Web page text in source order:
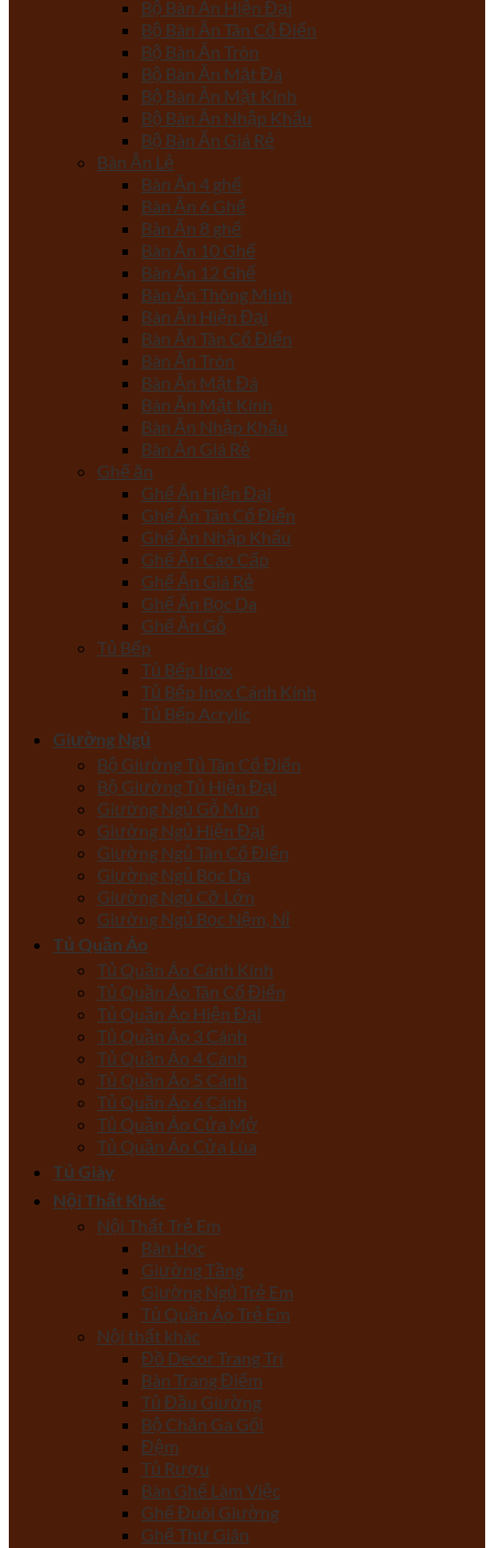
Bộ Bàn Ăn Hiện Đại
Bộ Bàn Ăn Tân Cổ Điển
Bộ Bàn Ăn Tròn
Bộ Bàn Ăn Mặt Đá
Bộ Bàn Ăn Mặt Kính
Bộ Bàn Ăn Nhập Khẩu
Bộ Bàn Ăn Giá Rẻ
Bàn Ăn Lẻ
Bàn Ăn 4 ghế
Bàn Ăn 6 Ghế
Bàn Ăn 8 ghế
Bàn Ăn 10 Ghế
Bàn Ăn 12 Ghế
Bàn Ăn Thông Minh
Bàn Ăn Hiện Đại
Bàn Ăn Tân Cổ Điển
Bàn Ăn Tròn
Bàn Ăn Mặt Đá
Bàn Ăn Mặt Kính
Bàn Ăn Nhập Khẩu
Bàn Ăn Giá Rẻ
Ghế ăn
Ghế Ăn Hiện Đại
Ghế Ăn Tân Cổ Điển
Ghế Ăn Nhập Khẩu
Ghế Ăn Cao Cấp
Ghế Ăn Giá Rẻ
Ghế Ăn Bọc Da
Ghế Ăn Gỗ
Tủ Bếp
Tủ Bếp Inox
Tủ Bếp Inox Cánh Kính
Tủ Bếp Acrylic
Giường Ngủ
Bộ Giường Tủ Tân Cổ Điển
Bộ Giường Tủ Hiện Đại
Giường Ngủ Gỗ Mun
Giường Ngủ Hiện Đại
Giường Ngủ Tân Cổ Điển
Giường Ngủ Bọc Da
Giường Ngủ Cỡ Lớn
Giường Ngủ Bọc Nệm, Nỉ
Tủ Quần Áo
Tủ Quần Áo Cánh Kính
Tủ Quần Áo Tân Cổ Điển
Tủ Quần Áo Hiện Đại
Tủ Quần Áo 3 Cánh
Tủ Quần Áo 4 Cánh
Tủ Quần Áo 5 Cánh
Tủ Quần Áo 6 Cánh
Tủ Quần Áo Cửa Mở
Tủ Quần Áo Cửa Lùa
Tủ Giày
Nội Thất Khác
Nội Thất Trẻ Em
Bàn Học
Giường Tầng
Giường Ngủ Trẻ Em
Tủ Quần Áo Trẻ Em
Nội thất khác
Đồ Decor Trang Trí
Bàn Trang Điểm
Tủ Đầu Giường
Bộ Chăn Ga Gối
Đệm
Tủ Rượu
Bàn Ghế Làm Việc
Ghế Đuôi Giường
Ghế Thư Giãn